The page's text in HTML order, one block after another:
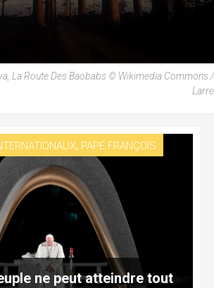
La Route Des Baobabs © Wikimedia Commons /
Larre
, PAPE FRANÇOIS
ne peut atteindre tout